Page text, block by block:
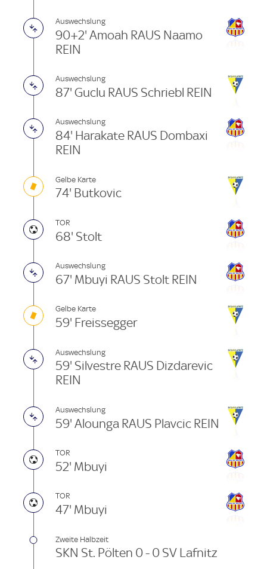
Auswechslung
90+2' Amoah RAUS Naamo
REIN
Auswechslung
87' Guclu RAUS Schriebl REIN
Auswechslung
84' Harakate RAUS Dombaxi
REIN
Gelbe Karte
74' Butkovic
TOR
68' Stolt
Auswechslung
67' Mbuyi RAUS Stolt REIN
Gelbe Karte
59' Freissegger
Auswechslung
59' Silvestre RAUS Dizdarevic
REIN
Auswechslung
59' Alounga RAUS Plavcic REIN
TOR
52' Mbuyi
TOR
47' Mbuyi
Zweite Halbzeit
SKN St. Pölten 0 - 0 SV Lafnitz